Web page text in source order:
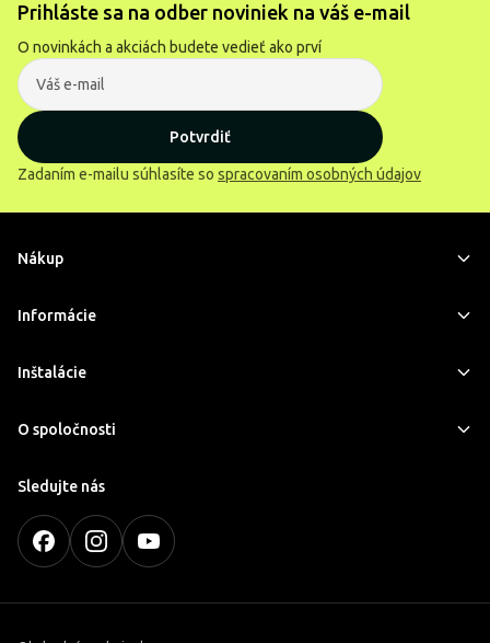
Prihláste sa na odber noviniek na váš e-mail
O novinkách a akciách budete vedieť ako prví
Potvrdiť
Zadaním e-mailu súhlasíte so spracovaním osobných údajov
Nákup
Informácie
Inštalácie
O spoločnosti
Sledujte nás